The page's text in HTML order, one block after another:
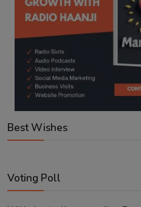
Best Wishes
Voting Poll